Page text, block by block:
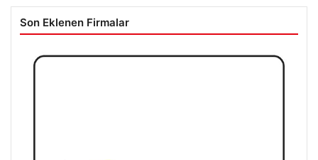
Son Eklenen Firmalar